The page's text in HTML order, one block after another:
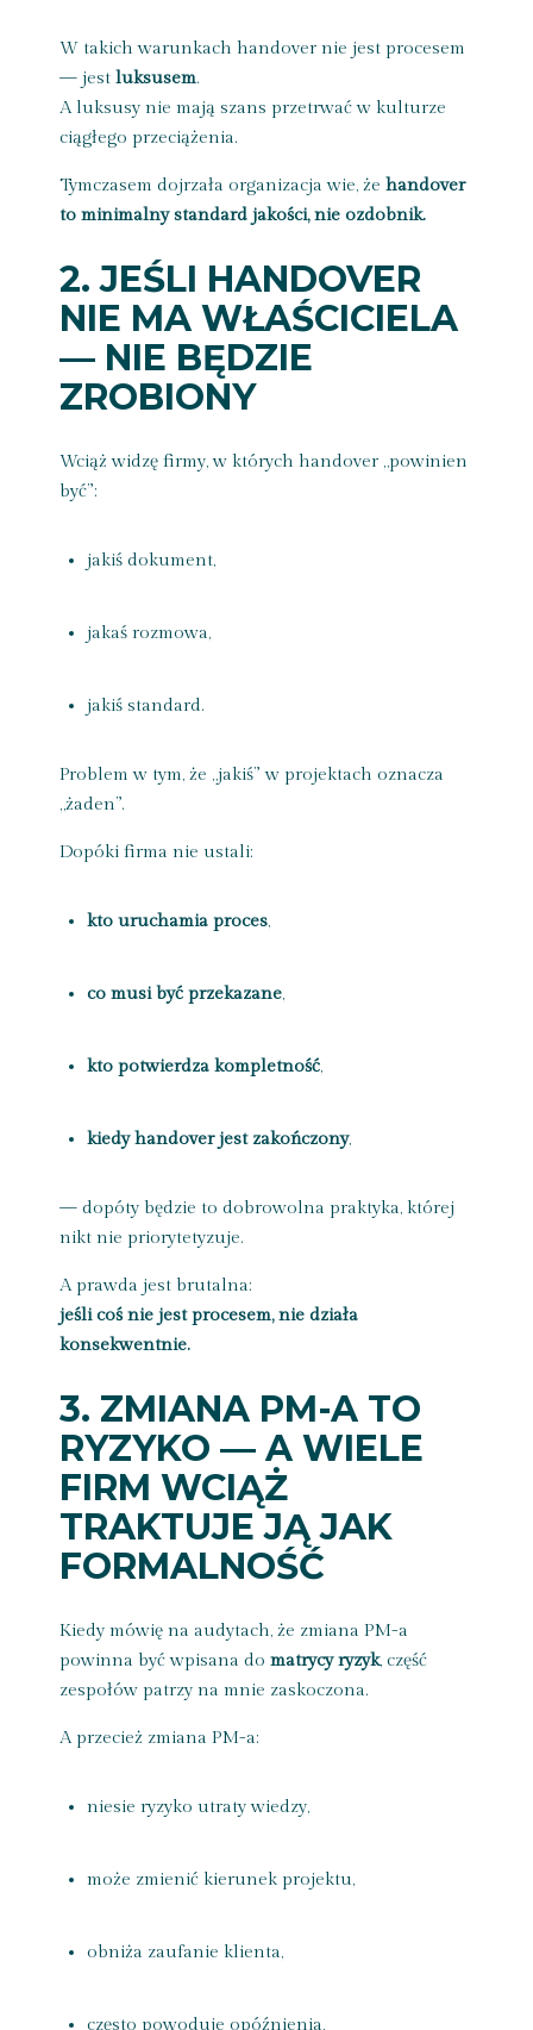
W takich warunkach handover nie jest procesem
— jest luksusem.
A luksusy nie mają szans przetrwać w kulturze
ciągłego przeciążenia.
Tymczasem dojrzała organizacja wie, że handover
to minimalny standard jakości, nie ozdobnik.
2. JEŚLI HANDOVER
NIE MA WŁAŚCICIELA
— NIE BĘDZIE
ZROBIONY
Wciąż widzę firmy, w których handover „powinien
być”:
jakiś dokument,
jakaś rozmowa,
jakiś standard.
Problem w tym, że „jakiś” w projektach oznacza
„żaden”.
Dopóki firma nie ustali:
kto uruchamia proces,
co musi być przekazane,
kto potwierdza kompletność,
kiedy handover jest zakończony,
— dopóty będzie to dobrowolna praktyka, której
nikt nie priorytetyzuje.
A prawda jest brutalna:
jeśli coś nie jest procesem, nie działa
konsekwentnie.
3. ZMIANA PM-A TO
RYZYKO — A WIELE
FIRM WCIĄŻ
TRAKTUJE JĄ JAK
FORMALNOŚĆ
Kiedy mówię na audytach, że zmiana PM-a
powinna być wpisana do matrycy ryzyk, część
zespołów patrzy na mnie zaskoczona.
A przecież zmiana PM-a:
niesie ryzyko utraty wiedzy,
może zmienić kierunek projektu,
obniża zaufanie klienta,
często powoduje opóźnienia,